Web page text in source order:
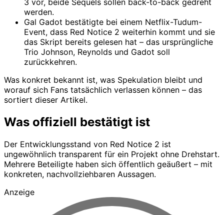
werden.
Gal Gadot bestätigte bei einem Netflix-Tudum-
Event, dass Red Notice 2 weiterhin kommt und sie
das Skript bereits gelesen hat – das ursprüngliche
Trio Johnson, Reynolds und Gadot soll
zurückkehren.
Was konkret bekannt ist, was Spekulation bleibt und
worauf sich Fans tatsächlich verlassen können – das
sortiert dieser Artikel.
Was offiziell bestätigt ist
Der Entwicklungsstand von Red Notice 2 ist
ungewöhnlich transparent für ein Projekt ohne Drehstart.
Mehrere Beteiligte haben sich öffentlich geäußert – mit
konkreten, nachvollziehbaren Aussagen.
Anzeige